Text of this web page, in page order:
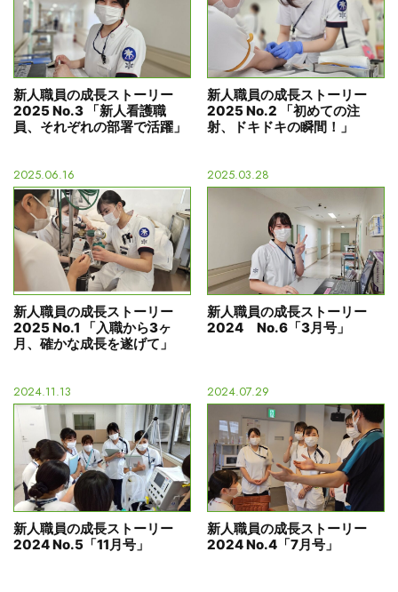
新人職員の成長ストーリー
2025 No.3 「新人看護職
員、それぞれの部署で活躍」
新人職員の成長ストーリー
2025 No.2 「初めての注
射、ドキドキの瞬間！」
2025.06.16
新人職員の成長ストーリー
2025 No.1 「入職から3ヶ
月、確かな成長を遂げて」
2025.03.28
新人職員の成長ストーリー
2024 No.6「3月号」
2024.11.13
新人職員の成長ストーリー
2024 No.5「11月号」
2024.07.29
新人職員の成長ストーリー
2024 No.4「7月号」